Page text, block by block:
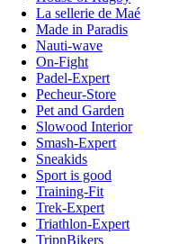
La sellerie de Maé
Made in Paradis
Nauti-wave
On-Fight
Padel-Expert
Pecheur-Store
Pet and Garden
Slowood Interior
Smash-Expert
Sneakids
Sport is good
Training-Fit
Trek-Expert
Triathlon-Expert
TripnBikers